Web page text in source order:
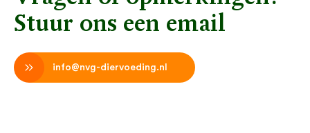
Stuur ons een email
info@nvg-diervoeding.nl